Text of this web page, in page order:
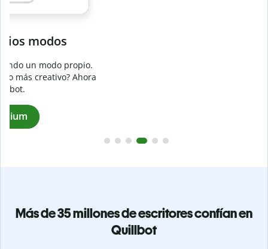
Evita
Garantiza textos totalmente originales con el detector de
plagio. Analiza tu trabajo en segundos e identifica citas
Más de 35 millones de escritores confían en
Quillbot